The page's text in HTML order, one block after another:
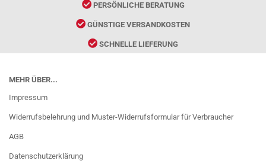
PERSÖNLICHE BERATUNG
GÜNSTIGE VERSANDKOSTEN
SCHNELLE LIEFERUNG
MEHR ÜBER...
Impressum
Widerrufsbelehrung und Muster-Widerrufsformular für Verbraucher
AGB
Datenschutzerklärung